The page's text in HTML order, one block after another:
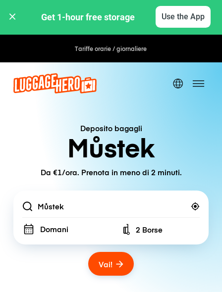
Get 1-hour free storage Use the App
Tariffe orarie / giornaliere
Deposito bagagli
Můstek
Da €1/ora. Prenota in meno di 2 minuti.
Location
Domani Number of bags
2 Borse
Vai!